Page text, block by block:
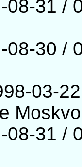
08-31 /
08-30 /
03-
08-31 /